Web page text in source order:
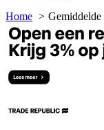
Home
Gemiddelde